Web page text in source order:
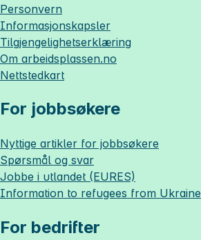
Personvern
Informasjonskapsler
Tilgjengelighetserklæring
Om arbeidsplassen.no
Nettstedkart
For jobbsøkere
Nyttige artikler for jobbsøkere
Spørsmål og svar
Jobbe i utlandet (EURES)
Information to refugees from Ukraine
For bedrifter